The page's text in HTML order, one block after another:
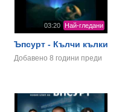
03:20 Най-гледани
Ъпсурт - Кълчи кълки
Добавено 8 години преди